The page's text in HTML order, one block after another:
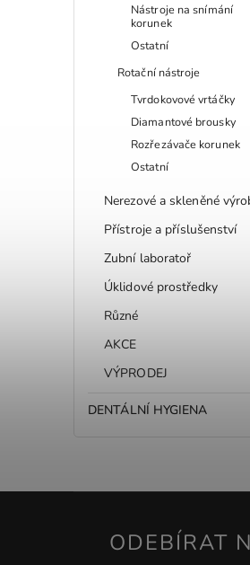
Nástroje na snímání
korunek
Ostatní
Rotační nástroje
Tvrdokovové vrtáčky
Diamantové brousky
Rozřezávače korunek
Ostatní
Nerezové a skleněné
Přístroje a příslušenství
Zubní laboratoř
Úklidové prostředky
Různé
AKCE
VÝPRODEJ
DENTÁLNÍ HYGIENA
ODEBÍRAT